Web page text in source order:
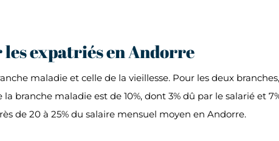
expatriés en Andorre
maladie et celle de la vieillesse. Pour les deux
branche maladie est de 10%, dont 3% dû par le salarié et
de 20 à 25% du salaire mensuel moyen en Andorre.